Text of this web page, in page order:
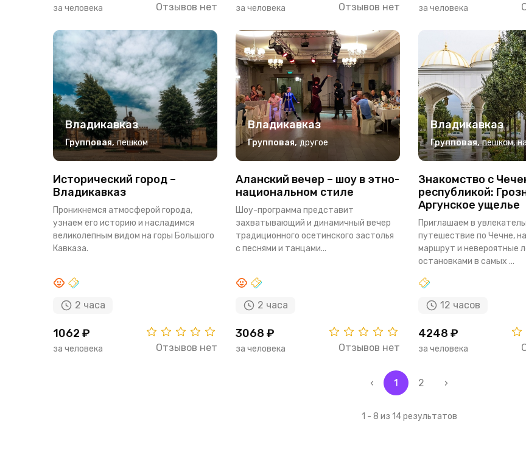
за человека Отзывов нет за человека Отзывов нет за человека
Владикавказ
Групповая, пешком
Исторический город –
Владикавказ
Проникнемся атмосферой города,
узнаем его историю и насладимся
великолепным видом на горы Большого
Кавказа.
2 часа
1062 ₽
за человека Отзывов нет
Владикавказ
Групповая, другое
Аланский вечер – шоу в этно-
национальном стиле
Шоу-программа представит
захватывающий и динамичный вечер
традиционного осетинского застолья
с песнями и танцами...
2 часа
3068 ₽
за человека Отзывов нет
Владикавказ
Групповая, пешком,
Знакомство с
республикой:
Аргунское ущелье
Приглашаем в
путешествие по Чечне,
маршрут и невероятные
остановками в самых ...
12 часов
4248 ₽
за человека
‹ 1 2 ›
1 - 8 из 14 результатов